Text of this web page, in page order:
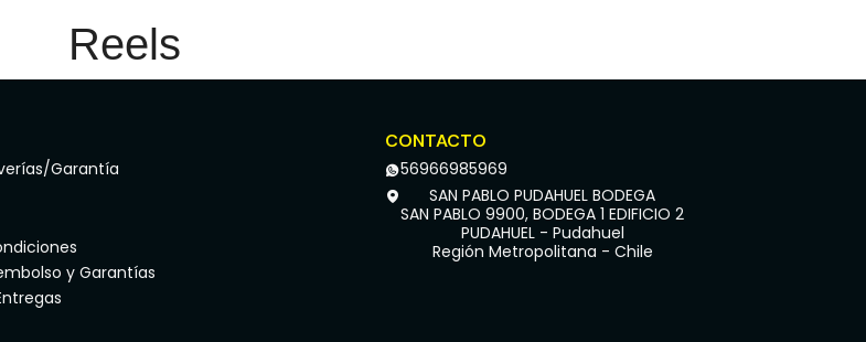
Reels
Garantía
y Garantías
CONTACTO
56966985969
SAN PABLO PUDAHUEL BODEGA
SAN PABLO 9900, BODEGA 1 EDIFICIO 2
PUDAHUEL - Pudahuel
Región Metropolitana - Chile